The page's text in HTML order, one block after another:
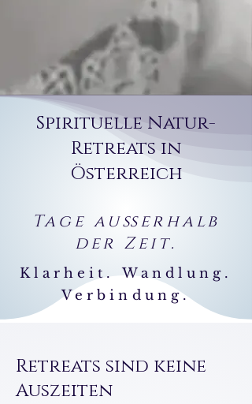
Spirituelle Natur-
Retreats in
Österreich
Tage außerhalb
der Zeit.
Klarheit. Wandlung.
Verbindung.
Retreats sind keine
Auszeiten